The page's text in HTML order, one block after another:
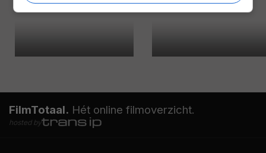
FilmTotaal. Hét online filmoverzicht.
hosted by